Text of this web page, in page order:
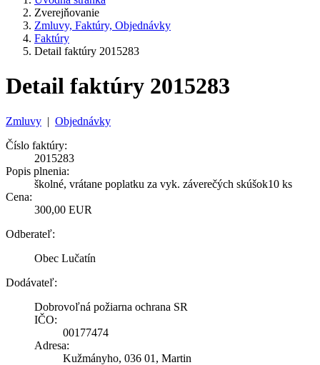
Zverejňovanie
Zmluvy, Faktúry, Objednávky
Faktúry
Detail faktúry 2015283
Detail faktúry 2015283
Zmluvy | Objednávky
Číslo faktúry:
2015283
Popis plnenia:
školné, vrátane poplatku za vyk. záverečých skúšok10 ks
Cena:
300,00 EUR
Odberateľ:
Obec Lučatín
Dodávateľ:
Dobrovoľná požiarna ochrana SR
IČO:
00177474
Adresa:
Kužmányho, 036 01, Martin